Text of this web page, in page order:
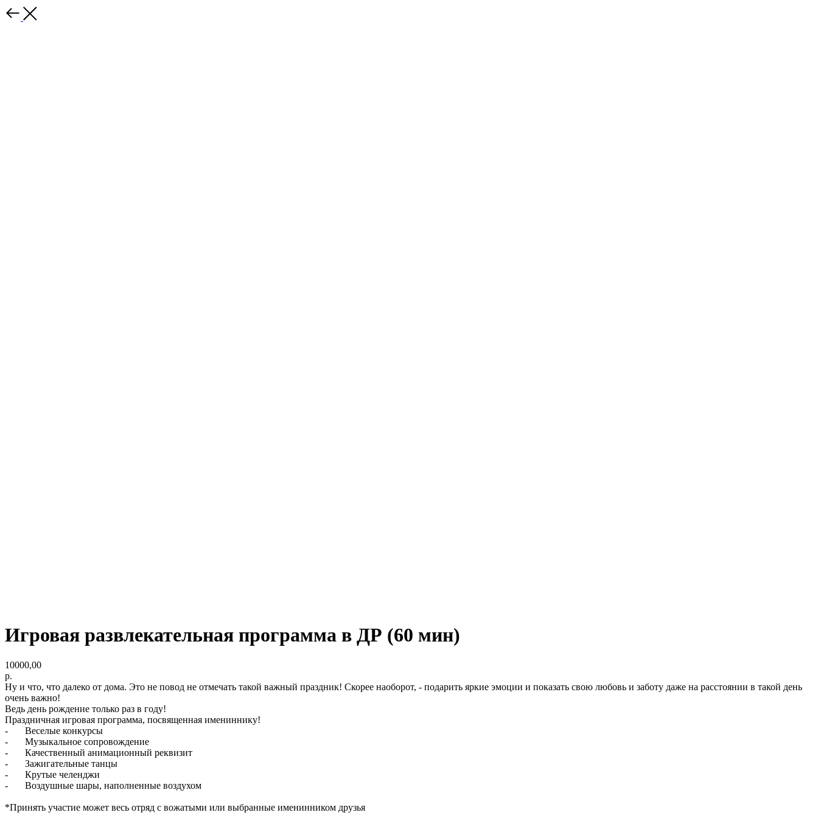
Игровая развлекательная программа в ДР (60 мин)
10000,00
р.
Ну и что, что далеко от дома. Это не повод не отмечать такой важный праздник! Скорее наоборот, - подарить яркие эмоции и показать свою любовь и заботу даже на расстоянии в такой день
очень важно!
Ведь день рождение только раз в году!
Праздничная игровая программа, посвященная имениннику!
- Веселые конкурсы
- Музыкальное сопровождение
- Качественный анимационный реквизит
- Зажигательные танцы
- Крутые челенджи
- Воздушные шары, наполненные воздухом
*Принять участие может весь отряд с вожатыми или выбранные именинником друзья